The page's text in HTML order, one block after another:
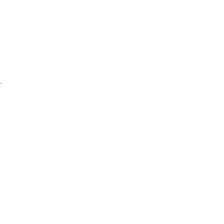
e le standard nella sezione Mountain in seconda
il Kona Kai con specialità giapponese e sushi. 3 bar,
lettini, ombrelloni e teli mare a disposizione.
e non.
sezioni
22) nei vari punti bar secondo gli orari di ciascuno